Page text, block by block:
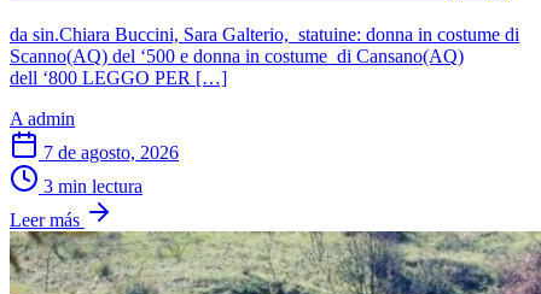
da sin.Chiara Buccini, Sara Galterio, statuine: donna in costume di
Scanno(AQ) del ‘500 e donna in costume di Cansano(AQ)
dell ‘800 LEGGO PER […]
A admin
7 de agosto, 2026
3 min lectura
Leer más